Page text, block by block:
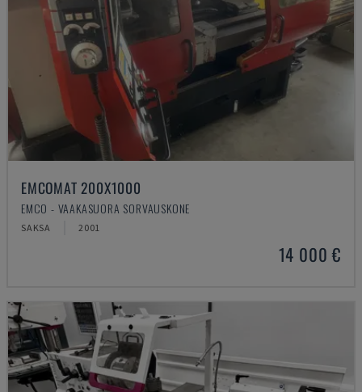
EMCOMAT 200X1000
EMCO - VAAKASUORA SORVAUSKONE
SAKSA 2001
14 000 €